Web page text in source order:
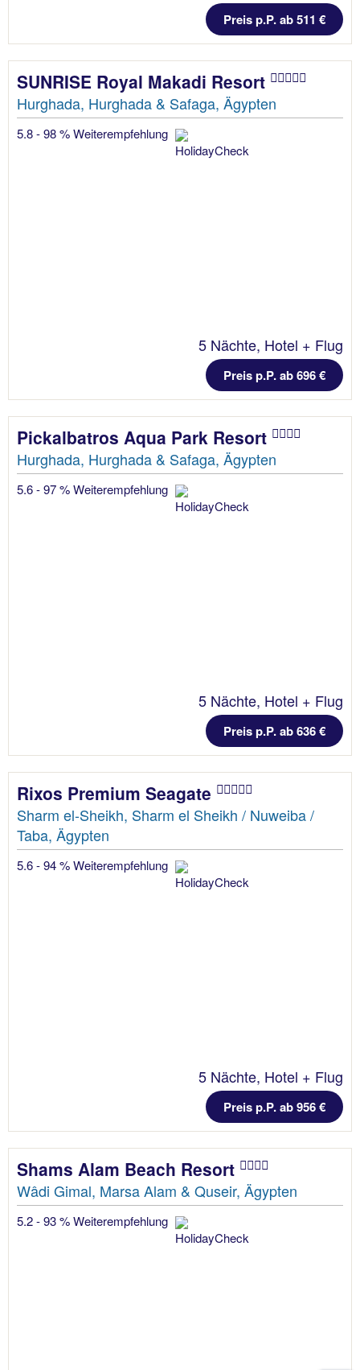
Preis p.P. ab 511 €
SUNRISE Royal Makadi Resort
Hurghada, Hurghada & Safaga, Ägypten
5.8 - 98 % Weiterempfehlung
5 Nächte, Hotel + Flug
Preis p.P. ab 696 €
Pickalbatros Aqua Park Resort
Hurghada, Hurghada & Safaga, Ägypten
5.6 - 97 % Weiterempfehlung
5 Nächte, Hotel + Flug
Preis p.P. ab 636 €
Rixos Premium Seagate
Sharm el-Sheikh, Sharm el Sheikh / Nuweiba /
Taba, Ägypten
5.6 - 94 % Weiterempfehlung
5 Nächte, Hotel + Flug
Preis p.P. ab 956 €
Shams Alam Beach Resort
Wâdi Gimal, Marsa Alam & Quseir, Ägypten
5.2 - 93 % Weiterempfehlung